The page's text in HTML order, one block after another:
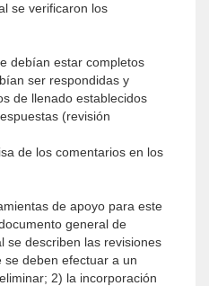
se verificaron los
debían estar completos
ser respondidas y
de llenado establecidos
(revisión
de los comentarios en los
de apoyo para este
general de
se describen las revisiones
se deben efectuar a un
2) la incorporación